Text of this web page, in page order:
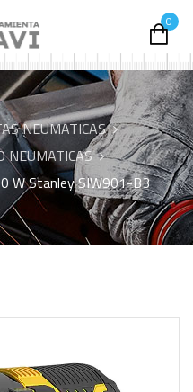
0
NEUMATICAS
NEUMATICAS
W Stanley SIW901-B3